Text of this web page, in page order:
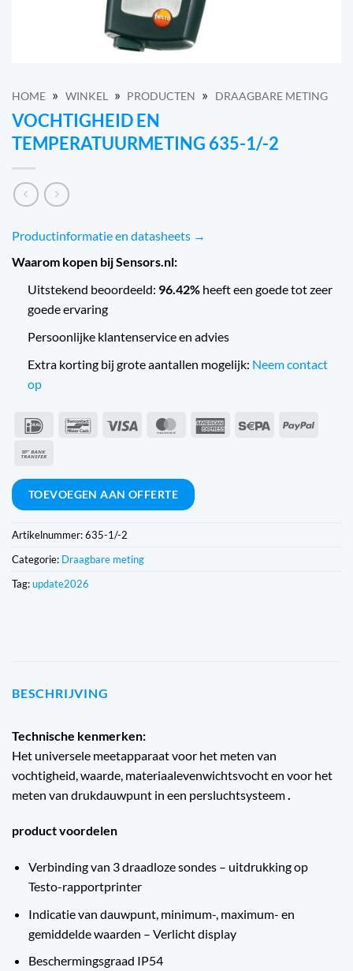
HOME » WINKEL » PRODUCTEN » DRAAGBARE METING
VOCHTIGHEID EN
TEMPERATUURMETING 635-1/-2
Productinformatie en datasheets →
Waarom kopen bij Sensors.nl:
Uitstekend beoordeeld: 96.42% heeft een goede tot zeer
goede ervaring
Persoonlijke klantenservice en advies
Extra korting bij grote aantallen mogelijk: Neem contact
op
IDeal BancontactVisa MasterCardAmerican Sepa
PayPal
TOEVOEGEN AAN OFFERTE
Artikelnummer:635-1/-2
Categorie: Draagbare meting
Tag:update2026
BESCHRIJVING
Technische kenmerken:
Het universele meetapparaat voor het meten van
vochtigheid, waarde, materiaalevenwichtsvocht en voor het
meten van drukdauwpunt in een persluchtsysteem
product voordelen
Verbinding van 3 draadloze sondes – uitdrukking op
Testo-rapportprinter
Indicatie van dauwpunt, minimum-, maximum- en
gemiddelde waarden – Verlicht display
Beschermingsgraad IP54